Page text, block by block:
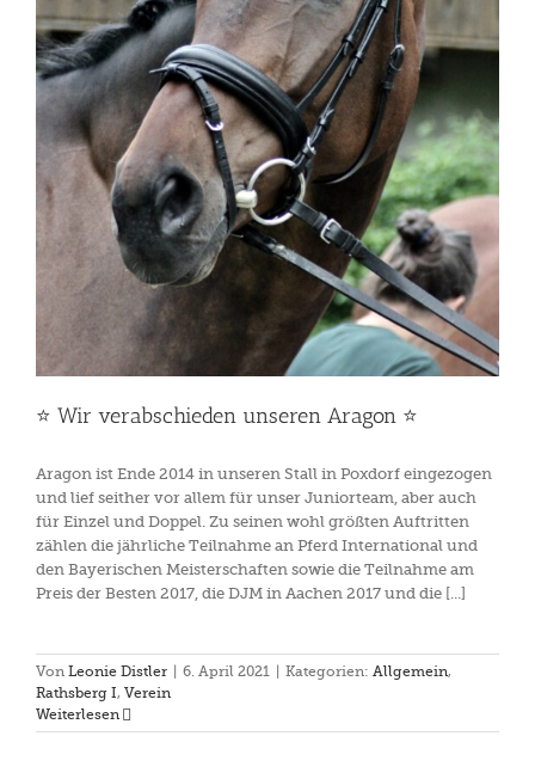
⭐️ Wir verabschieden unseren Aragon ⭐️
Aragon ist Ende 2014 in unseren Stall in Poxdorf eingezogen
und lief seither vor allem für unser Juniorteam, aber auch
für Einzel und Doppel. Zu seinen wohl größten Auftritten
zählen die jährliche Teilnahme an Pferd International und
den Bayerischen Meisterschaften sowie die Teilnahme am
Preis der Besten 2017, die DJM in Aachen 2017 und die [...]
Von Leonie Distler 6. April 2021 Kategorien: Allgemein,
Rathsberg I, Verein
Weiterlesen